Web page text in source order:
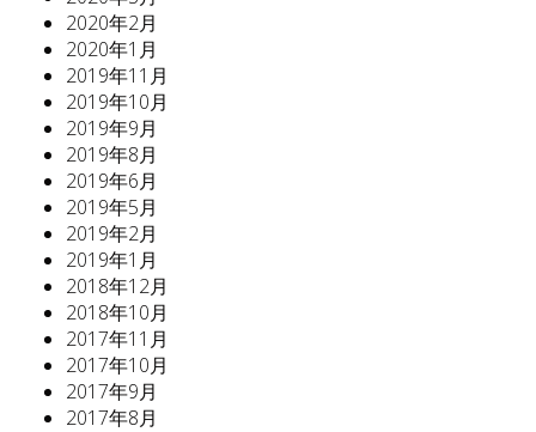
2020年2月
2020年1月
2019年11月
2019年10月
2019年9月
2019年8月
2019年6月
2019年5月
2019年2月
2019年1月
2018年12月
2018年10月
2017年11月
2017年10月
2017年9月
2017年8月